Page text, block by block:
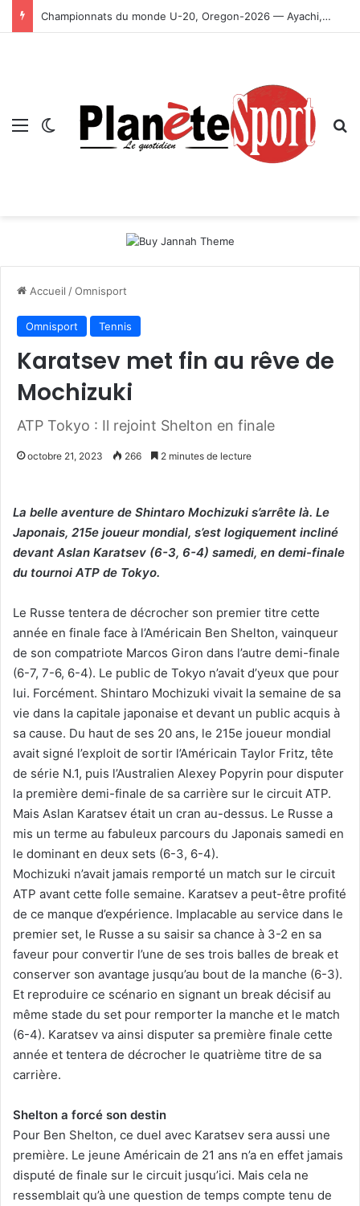
Championnats du monde U-20, Oregon-2026 — Ayachi, Dissa, Touahria et Ghezali en finale
Menu Switch skin
Accueil /Omnisport
Omnisport Tennis
Karatsev met fin au rêve de
Mochizuki
ATP Tokyo : Il rejoint Shelton en finale
octobre 21, 2023 266 2 minutes de lecture
La belle aventure de Shintaro Mochizuki s’arrête là. Le
Japonais, 215e joueur mondial, s’est logiquement incliné
devant Aslan Karatsev (6-3, 6-4) samedi, en demi-finale
du tournoi ATP de Tokyo.
Le Russe tentera de décrocher son premier titre cette
année en finale face à l’Américain Ben Shelton, vainqueur
de son compatriote Marcos Giron dans l’autre demi-finale
(6-7, 7-6, 6-4). Le public de Tokyo n’avait d’yeux que pour
lui. Forcément. Shintaro Mochizuki vivait la semaine de sa
vie dans la capitale japonaise et devant un public acquis à
sa cause. Du haut de ses 20 ans, le 215e joueur mondial
avait signé l’exploit de sortir l’Américain Taylor Fritz, tête
de série N.1, puis l’Australien Alexey Popyrin pour disputer
la première demi-finale de sa carrière sur le circuit ATP.
Mais Aslan Karatsev était un cran au-dessus. Le Russe a
mis un terme au fabuleux parcours du Japonais samedi en
le dominant en deux sets (6-3, 6-4).
Mochizuki n’avait jamais remporté un match sur le circuit
ATP avant cette folle semaine. Karatsev a peut-être profité
de ce manque d’expérience. Implacable au service dans le
premier set, le Russe a su saisir sa chance à 3-2 en sa
faveur pour convertir l’une de ses trois balles de break et
conserver son avantage jusqu’au bout de la manche (6-3).
Et reproduire ce scénario en signant un break décisif au
même stade du set pour remporter la manche et le match
(6-4). Karatsev va ainsi disputer sa première finale cette
année et tentera de décrocher le quatrième titre de sa
carrière.
Shelton a forcé son destin
Pour Ben Shelton, ce duel avec Karatsev sera aussi une
première. Le jeune Américain de 21 ans n’a en effet jamais
disputé de finale sur le circuit jusqu’ici. Mais cela ne
ressemblait qu’à une question de temps compte tenu de